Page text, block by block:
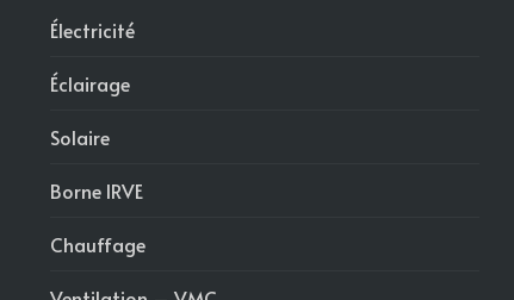
Électricité
Éclairage
Solaire
Borne IRVE
Chauffage